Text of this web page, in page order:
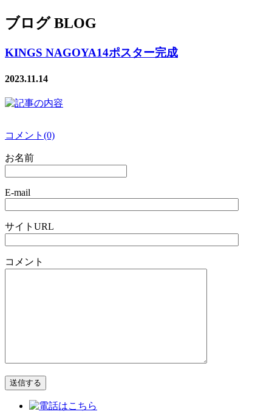
ブログ BLOG
KINGS NAGOYA14ポスター完成
2023.11.14
コメント(0)
お名前
E-mail
サイトURL
コメント